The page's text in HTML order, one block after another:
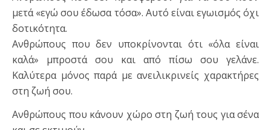
μετά «εγώ σου έδωσα τόσα». Αυτό είναι εγωισμός όχι
δοτικότητα.
Ανθρώπους που δεν υποκρίνονται ότι «όλα είναι
καλά» μπροστά σου και από πίσω σου γελάνε.
Καλύτερα μόνος παρά με ανειλικρινείς χαρακτήρες
στη ζωή σου.
Ανθρώπους που κάνουν χώρο στη ζωή τους για σένα